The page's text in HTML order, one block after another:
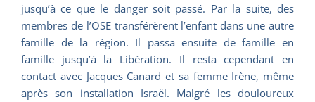
jusqu’à ce que le danger soit passé. Par la suite, des
membres de l’OSE transférèrent l’enfant dans une autre
famille de la région. Il passa ensuite de famille en
famille jusqu’à la Libération. Il resta cependant en
contact avec Jacques Canard et sa femme Irène, même
après son installation Israël. Malgré les douloureux